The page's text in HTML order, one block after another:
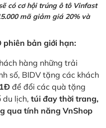
có cơ hội trúng ô tô Vinfast
mã giảm giá 20% và
bản giới hạn:
hàng những trải
số, BIDV tặng các khách
để đổi các quà tặng
du lịch, túi đay thời trang,
qua tính năng VnShop